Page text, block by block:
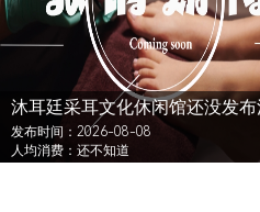
沐耳廷采耳文化休闲馆还没发布
发布时间：2026-08-08
人均消费：还不知道